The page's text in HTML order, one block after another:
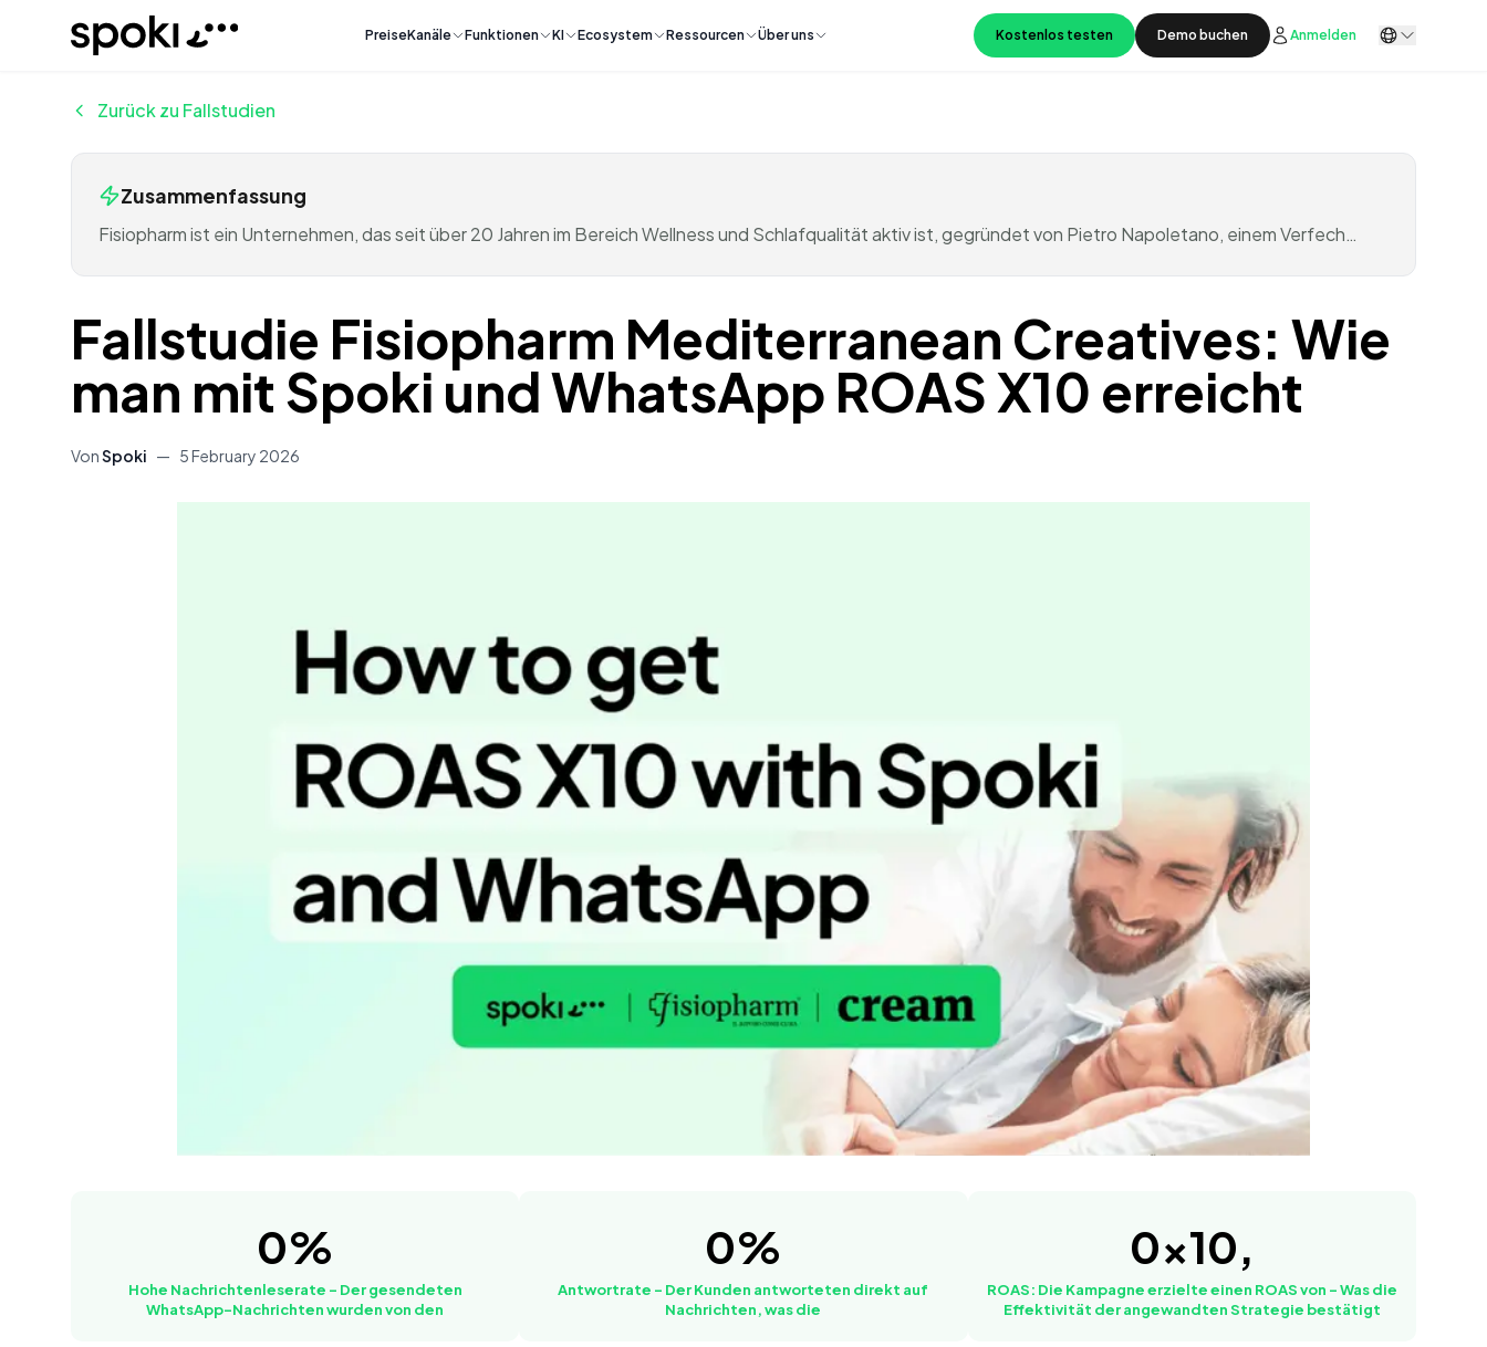
Spoki PreiseKanäle Funktionen KI Ecosystem Ressourcen Über uns Kostenlos testen Demo buchen Anmelden
Zurück zu Fallstudien
Zusammenfassung
Fisiopharm ist ein Unternehmen, das seit über 20 Jahren im Bereich Wellness und Schlafqualität aktiv ist, gegründet von Pietro Napoletano, einem Verfech…
Fallstudie Fisiopharm Mediterranean Creatives: Wie
man mit Spoki und WhatsApp ROAS X10 erreicht
VonSpoki — 5 February 2026
0%
Hohe Nachrichtenleserate – Der gesendeten
WhatsApp-Nachrichten wurden von den
0%
Antwortrate – Der Kunden antworteten direkt auf
Nachrichten, was die
0x10,
ROAS: Die Kampagne erzielte einen ROAS von – Was die
Effektivität der angewandten Strategie bestätigt